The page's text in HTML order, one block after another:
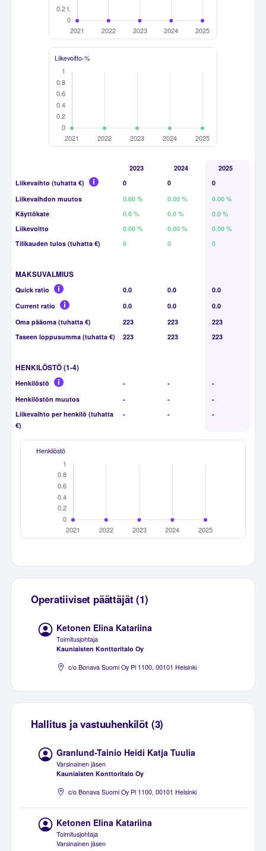
Liikevoitto-%
2023 2024
2025
Liikevaihto (tuhatta €)
0 0
0
Liikevaihdon muutos
0.00 % 0.00 %
0.00 %
Käyttökate
0.0 % 0.0 %
0.0 %
Liikevoitto
0.00 % 0.00 %
0.00 %
Tilikauden tulos (tuhatta €)
0 0 0
MAKSUVALMIUS
Quick ratio 0.0 0.0
0.0
Current ratio
0.0 0.0
0.0
Oma pääoma (tuhatta €)
223 223
223
Taseen loppusumma (tuhatta €)
223 223 223
HENKILÖSTÖ (1-4)
Henkilöstö - -
-
Henkilöstön muutos
- -
-
Liikevaihto per henkilö (tuhatta
€)
- - -
Henkilöstö
Operatiiviset päättäjät (1)
Ketonen Elina Katariina
Toimitusjohtaja
Kauniaisten Konttoritalo Oy
c/o Bonava Suomi Oy Pl 1100, 00101 Helsinki
Hallitus ja vastuuhenkilöt (3)
Granlund-Tainio Heidi Katja Tuulia
Varsinainen jäsen
Kauniaisten Konttoritalo Oy
c/o Bonava Suomi Oy Pl 1100, 00101 Helsinki
Ketonen Elina Katariina
Toimitusjohtaja
Varsinainen jäsen